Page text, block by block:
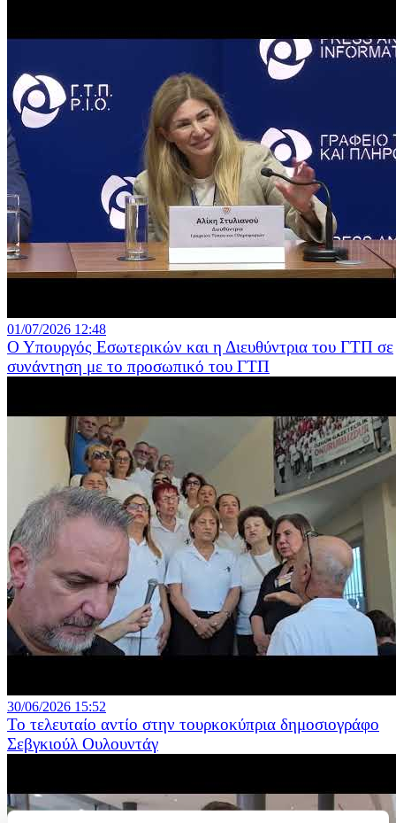
01/07/2026 12:48
Ο Υπουργός Εσωτερικών και η Διευθύντρια του ΓΤΠ σε
συνάντηση με το προσωπικό του ΓΤΠ
30/06/2026 15:52
Το τελευταίο αντίο στην τουρκοκύπρια δημοσιογράφο
Σεβγκιούλ Ουλουντάγ